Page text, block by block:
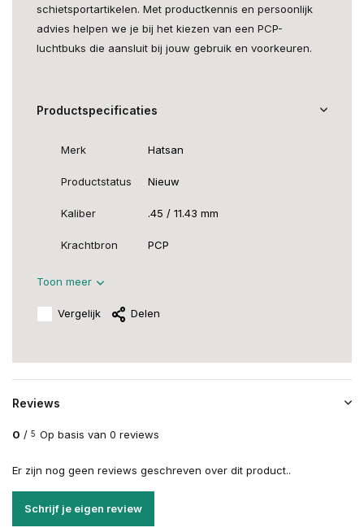
schietsportartikelen. Met productkennis en persoonlijk
advies helpen we je bij het kiezen van een PCP-
luchtbuks die aansluit bij jouw gebruik en voorkeuren.
Productspecificaties
Merk Hatsan
Productstatus Nieuw
Kaliber .45 / 11.43 mm
Krachtbron PCP
Toon meer
Vergelijk Delen
Reviews
0 / 5 Op basis van 0 reviews
Er zijn nog geen reviews geschreven over dit product..
Schrijf je eigen review